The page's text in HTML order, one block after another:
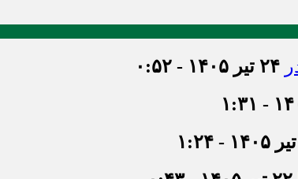
۲۴ تیر ۱۴۰۵ - ۰:۵۲